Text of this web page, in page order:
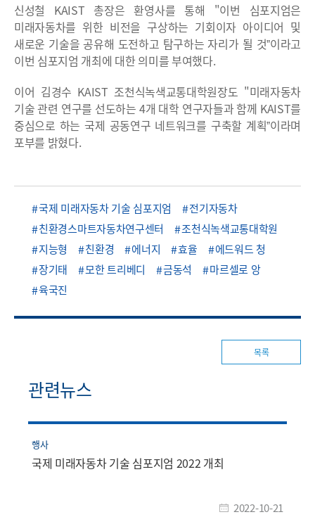
신성철 KAIST 총장은 환영사를 통해 "이번 심포지엄은
미래자동차를 위한 비전을 구상하는 기회이자 아이디어 및
새로운 기술을 공유해 도전하고 탐구하는 자리가 될 것ˮ이라고
이번 심포지엄 개최에 대한 의미를 부여했다.
이어 김경수 KAIST 조천식녹색교통대학원장도 "미래자동차
기술 관련 연구를 선도하는 4개 대학 연구자들과 함께 KAIST를
중심으로 하는 국제 공동연구 네트워크를 구축할 계획ˮ이라며
포부를 밝혔다.
국제 미래자동차 기술 심포지엄
전기자동차
친환경스마트자동차연구센터
조천식녹색교통대학원
지능형
친환경 에너지 효율
에드워드 청
장기태
모한 트리베디 금동석
마르셀로 앙
육국진
목록
관련뉴스
행사
국제 미래자동차 기술 심포지엄 2022 개최
2022-10-21